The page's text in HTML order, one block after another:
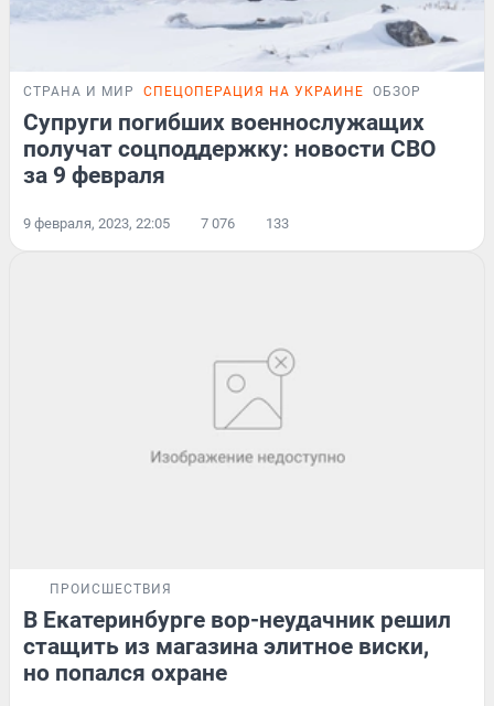
СТРАНА И МИР СПЕЦОПЕРАЦИЯ НА УКРАИНЕ ОБЗОР
Супруги погибших военнослужащих
получат соцподдержку: новости СВО
за 9 февраля
9 февраля, 2023, 22:05 7 076 133
ПРОИСШЕСТВИЯ
В Екатеринбурге вор-неудачник решил
стащить из магазина элитное виски,
но попался охране